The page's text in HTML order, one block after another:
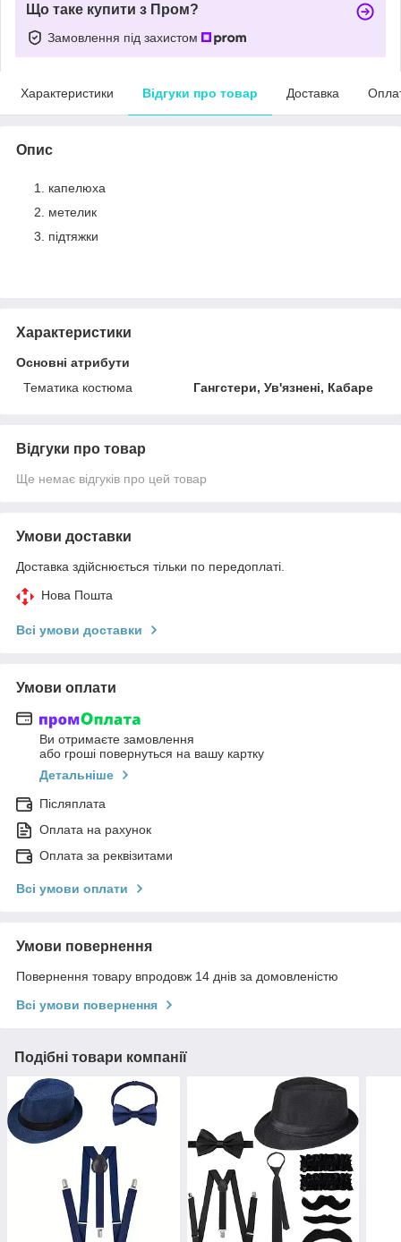
Що таке купити з Пром?
Замовлення під захистом
Характеристики Відгуки про товар Доставка
Опис
капелюха
метелик
підтяжки
Характеристики
Основні атрибути
Тематика костюма
Гангстери, Ув'язнені, Кабаре
Відгуки про товар
Ще немає відгуків про цей товар
Умови доставки
Доставка здійснюється тільки по передоплаті.
Нова Пошта
Всі умови доставки
Умови оплати
Ви отримаєте замовлення
або гроші повернуться на вашу картку
Детальніше
Післяплата
Оплата на рахунок
Оплата за реквізитами
Всі умови оплати
Умови повернення
Повернення товару впродовж 14 днів за домовленістю
Всі умови повернення
Подібні товари компанії